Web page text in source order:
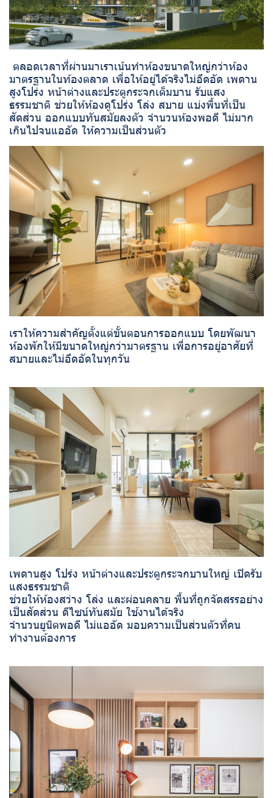
ตลอดเวลาที่ผ่านมาเราเน้นทำห้องขนาดใหญ่กว่าห้อง
มาตรฐานในท้องตลาด เพื่อให้อยู่ได้จริงไม่อึดอัด เพดาน
สูงโปร่ง หน้าต่างและประตูกระจกเต็มบาน รับแสง
ธรรมชาติ ช่วยให้ห้องดูโปร่ง โล่ง สบาย แบ่งพื้นที่เป็น
สัดส่วน ออกแบบทันสมัยลงตัว จำนวนห้องพอดี ไม่มาก
เกินไปจนแออัด ให้ความเป็นส่วนตัว
เราให้ความสำคัญตั้งแต่ขั้นตอนการออกแบบ โดยพัฒนา
ห้องพักให้มีขนาดใหญ่กว่ามาตรฐาน เพื่อการอยู่อาศัยที่
สบายและไม่อึดอัดในทุกวัน
เพดานสูง โปร่ง หน้าต่างและประตูกระจกบานใหญ่ เปิดรับ
แสงธรรมชาติ
ช่วยให้ห้องสว่าง โล่ง และผ่อนคลาย พื้นที่ถูกจัดสรรอย่าง
เป็นสัดส่วน ดีไซน์ทันสมัย ใช้งานได้จริง
จำนวนยูนิตพอดี ไม่แออัด มอบความเป็นส่วนตัวที่คน
ทำงานต้องการ